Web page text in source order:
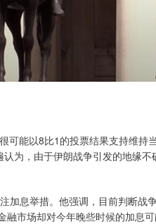
能以8比1的投票结果支持维持
为，由于伊朗战争引发的地缘
息举措。他强调，目前判断战
市场却对今年晚些时候的加息